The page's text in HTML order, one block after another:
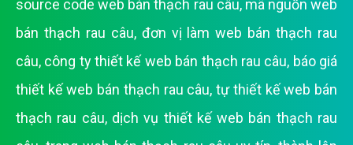
source code web bán thạch rau câu, mã nguồn web
bán thạch rau câu, đơn vị làm web bán thạch rau
câu, công ty thiết kế web bán thạch rau câu, báo giá
thiết kế web bán thạch rau câu,tự thiết kế web bán
thạch rau câu, dịch vụ thiết kế web bán thạch rau